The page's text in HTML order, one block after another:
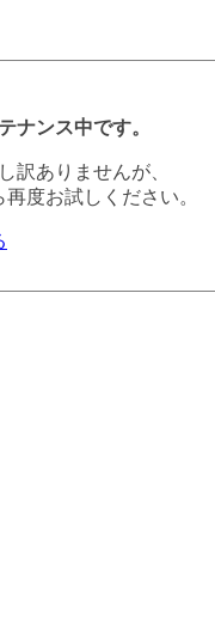
ナンス中です。
訳ありませんが、
度お試しください。